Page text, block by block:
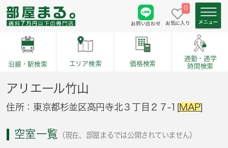
お問い合わせ
0
お気に入り
沿線・駅検索 エリア検索 価格検索
通勤・通学
時間検索
アリエール竹山
住所：東京都杉並区高円寺北３丁目２７-1[MAP]
空室一覧 （現在、部屋まるでは公開されていません）